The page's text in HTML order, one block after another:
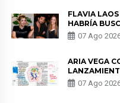
FLAVIA
HABRÍA
HEREDIA
DE LAS
07 Ago
ARIA VEGA
07 Ago